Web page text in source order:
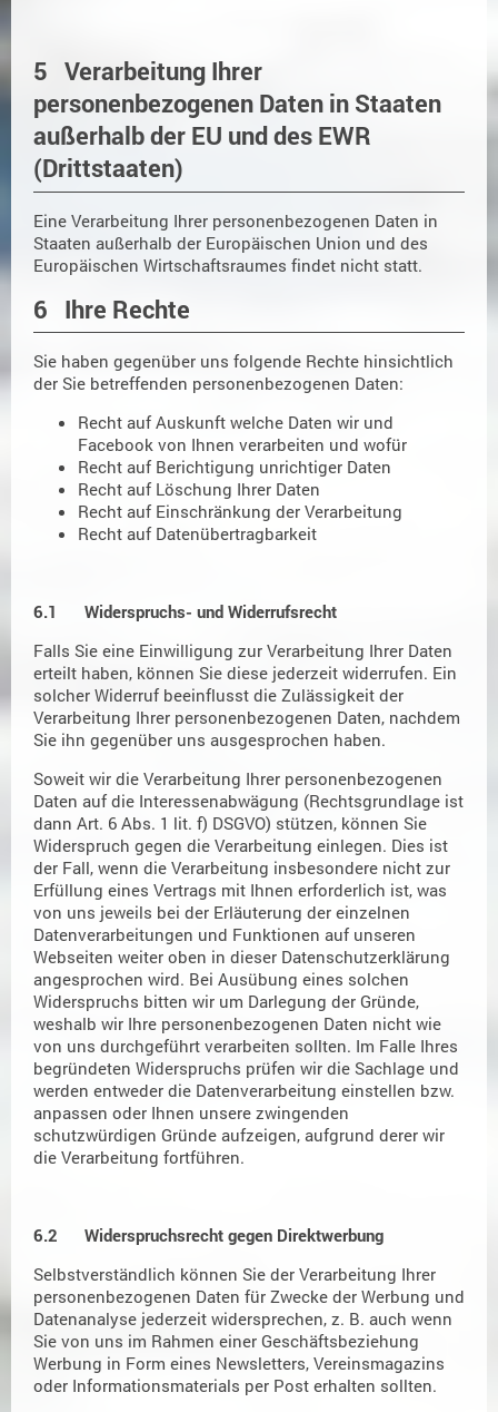
5 Verarbeitung Ihrer
personenbezogenen Daten in Staaten
außerhalb der EU und des EWR
(Drittstaaten)
Eine Verarbeitung Ihrer personenbezogenen Daten in
Staaten außerhalb der Europäischen Union und des
Europäischen Wirtschaftsraumes findet nicht statt.
6 Ihre Rechte
Sie haben gegenüber uns folgende Rechte hinsichtlich
der Sie betreffenden personenbezogenen Daten:
Recht auf Auskunft welche Daten wir und
Facebook von Ihnen verarbeiten und wofür
Recht auf Berichtigung unrichtiger Daten
Recht auf Löschung Ihrer Daten
Recht auf Einschränkung der Verarbeitung
Recht auf Datenübertragbarkeit
6.1 Widerspruchs- und Widerrufsrecht
Falls Sie eine Einwilligung zur Verarbeitung Ihrer Daten
erteilt haben, können Sie diese jederzeit widerrufen. Ein
solcher Widerruf beeinflusst die Zulässigkeit der
Verarbeitung Ihrer personenbezogenen Daten, nachdem
Sie ihn gegenüber uns ausgesprochen haben.
Soweit wir die Verarbeitung Ihrer personenbezogenen
Daten auf die Interessenabwägung (Rechtsgrundlage ist
dann Art. 6 Abs. 1 lit. f) DSGVO) stützen, können Sie
Widerspruch gegen die Verarbeitung einlegen. Dies ist
der Fall, wenn die Verarbeitung insbesondere nicht zur
Erfüllung eines Vertrags mit Ihnen erforderlich ist, was
von uns jeweils bei der Erläuterung der einzelnen
Datenverarbeitungen und Funktionen auf unseren
Webseiten weiter oben in dieser Datenschutzerklärung
angesprochen wird. Bei Ausübung eines solchen
Widerspruchs bitten wir um Darlegung der Gründe,
weshalb wir Ihre personenbezogenen Daten nicht wie
von uns durchgeführt verarbeiten sollten. Im Falle Ihres
begründeten Widerspruchs prüfen wir die Sachlage und
werden entweder die Datenverarbeitung einstellen bzw.
anpassen oder Ihnen unsere zwingenden
schutzwürdigen Gründe aufzeigen, aufgrund derer wir
die Verarbeitung fortführen.
6.2 Widerspruchsrecht gegen Direktwerbung
Selbstverständlich können Sie der Verarbeitung Ihrer
personenbezogenen Daten für Zwecke der Werbung und
Datenanalyse jederzeit widersprechen, z. B. auch wenn
Sie von uns im Rahmen einer Geschäftsbeziehung
Werbung in Form eines Newsletters, Vereinsmagazins
oder Informationsmaterials per Post erhalten sollten.